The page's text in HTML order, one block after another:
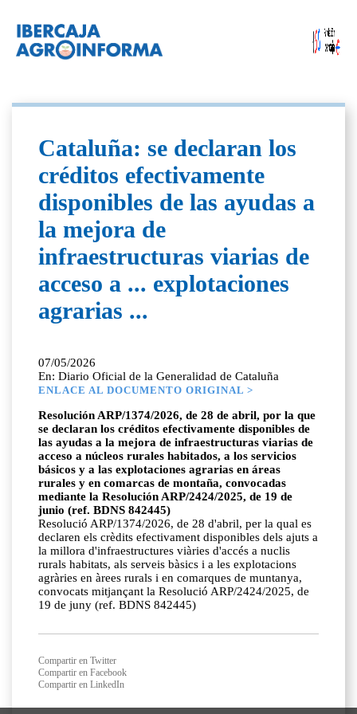
Cataluña: se declaran los
créditos efectivamente
disponibles de las ayudas a
la mejora de
infraestructuras viarias de
acceso a ... explotaciones
agrarias ...
07/05/2026
En: Diario Oficial de la Generalidad de Cataluña
ENLACE AL DOCUMENTO ORIGINAL >
Resolución ARP/1374/2026, de 28 de abril, por la que
se declaran los créditos efectivamente disponibles de
las ayudas a la mejora de infraestructuras viarias de
acceso a núcleos rurales habitados, a los servicios
básicos y a las explotaciones agrarias en áreas
rurales y en comarcas de montaña, convocadas
mediante la Resolución ARP/2424/2025, de 19 de
junio (ref. BDNS 842445)
Resolució ARP/1374/2026, de 28 d'abril, per la qual es
declaren els crèdits efectivament disponibles dels ajuts a
la millora d'infraestructures viàries d'accés a nuclis
rurals habitats, als serveis bàsics i a les explotacions
agràries en àrees rurals i en comarques de muntanya,
convocats mitjançant la Resolució ARP/2424/2025, de
19 de juny (ref. BDNS 842445)
Compartir en Twitter
Compartir en Facebook
Compartir en LinkedIn